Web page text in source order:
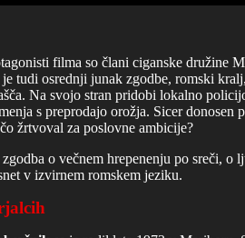
filma so člani ciganske družine
tudi osrednji junak zgodbe, romski
Na svojo stran pridobi lokalno
s preprodajo orožja. Sicer
žrtvoval za poslovne ambicije?
zgodba o večnem hrepenenju po sreči, o
v izvirnem romskem jeziku.